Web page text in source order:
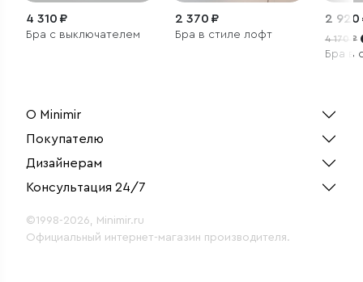
4 310 ₽
Бра с выключателем
2 370 ₽
Бра в стиле лофт
2 920
4 170 ₽
Бра в
О Minimir
Покупателю
Дизайнерам
Консультация 24/7
©1998-2026, Minimir.ru
Официальный интернет-магазин производителя.